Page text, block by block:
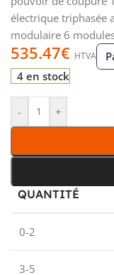
électrique triphasée
modulaire 6
535.47€ HTVA
4 en stock
- +
QUANTITÉ
0-2
3-5